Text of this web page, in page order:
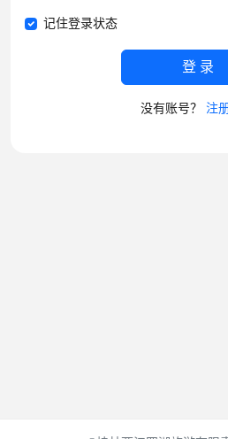
记住登录状态
登 录
没有账号？ 注